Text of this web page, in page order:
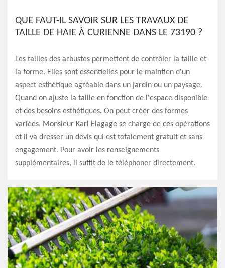
QUE FAUT-IL SAVOIR SUR LES TRAVAUX DE
TAILLE DE HAIE À CURIENNE DANS LE 73190 ?
Les tailles des arbustes permettent de contrôler la taille et
la forme. Elles sont essentielles pour le maintien d'un
aspect esthétique agréable dans un jardin ou un paysage.
Quand on ajuste la taille en fonction de l'espace disponible
et des besoins esthétiques. On peut créer des formes
variées. Monsieur Karl Elagage se charge de ces opérations
et il va dresser un devis qui est totalement gratuit et sans
engagement. Pour avoir les renseignements
supplémentaires, il suffit de le téléphoner directement.